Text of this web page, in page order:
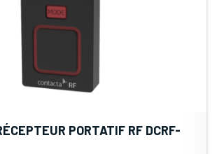
PORTATIF RF DCRF-